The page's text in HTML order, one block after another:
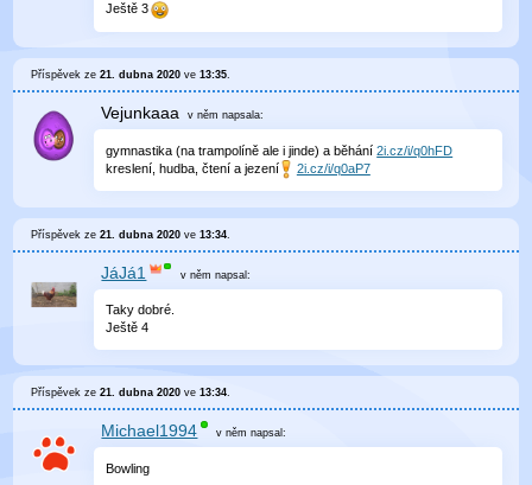
Ještě 3
Příspěvek ze21. dubna 2020 ve13:35.
Vejunkaaa v něm napsala:
gymnastika (na trampolíně ale i jinde) a běhání2i.cz/i/q0hFD
kreslení, hudba, čtení a jezení
2i.cz/i/q0aP7
Příspěvek ze21. dubna 2020 ve13:34
JáJá1 v něm napsal:
Taky dobré.
Ještě 4
Příspěvek ze21. dubna 2020 ve13:34.
Michael1994 v němnapsal:
Bowling